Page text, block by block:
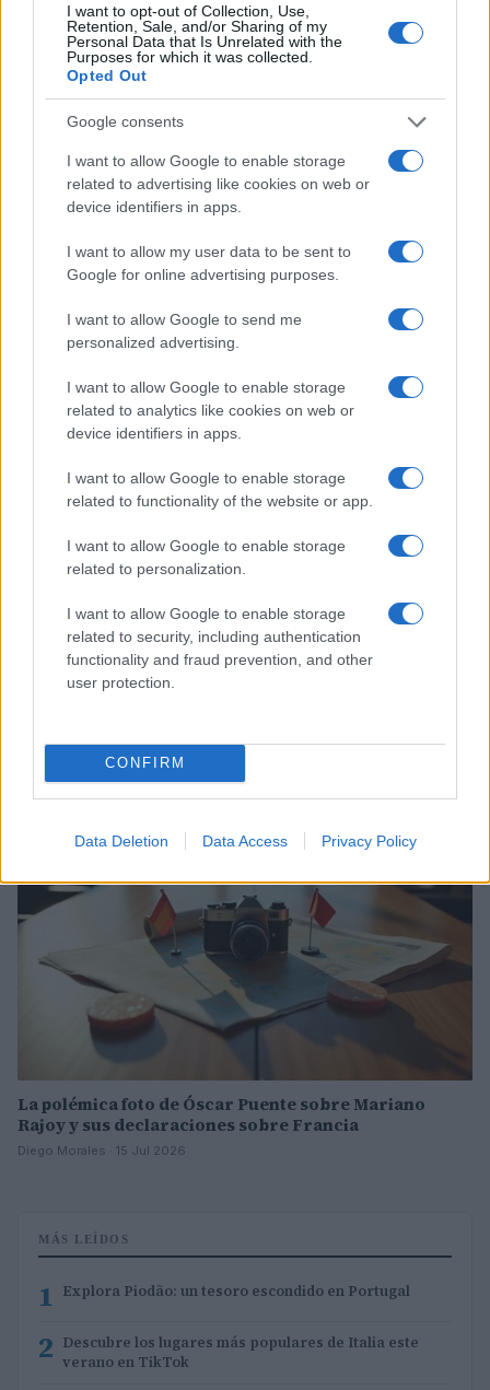
I want to opt-out of Collection, Use,
Retention, Sale, and/or Sharing of my
Personal Data that Is Unrelated with the
Purposes for which it was collected.
Opted Out
Google consents
I want to allow Google to enable storage
related to advertising like cookies on web or
device identifiers in apps.
I want to allow my user data to be sent to
Google for online advertising purposes.
I want to allow Google to send me
personalized advertising.
I want to allow Google to enable storage
related to analytics like cookies on web or
device identifiers in apps.
I want to allow Google to enable storage
related to functionality of the website or app.
I want to allow Google to enable storage
related to personalization.
I want to allow Google to enable storage
related to security, including authentication
functionality and fraud prevention, and other
user protection.
CONFIRM
Data Deletion Data Access Privacy Policy
Incidente de fuego en la Terminal 2 del aeropuerto
Murtala Muhammed en Lagos
Lucía Marín · 4 Ago 2026
Lucía Marín · 17 Jul 2026
NOTICIAS
La polémica foto de Óscar Puente sobre Mariano
Rajoy y sus declaraciones sobre Francia
Diego Morales · 15 Jul 2026
MÁS LEÍDOS
1 Explora Piodão: un tesoro escondido en Portugal
2 Descubre los lugares más populares de Italia este
verano en TikTok